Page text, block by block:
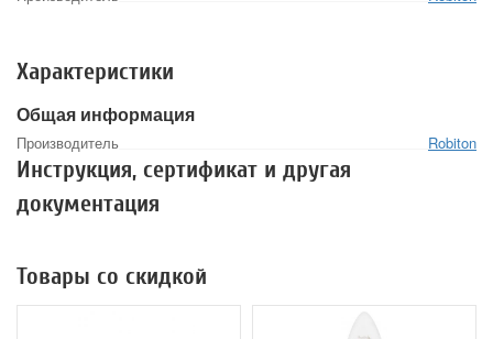
Характеристики
Общая информация
Производитель Robiton
Инструкция, сертификат и другая
документация
Товары со скидкой